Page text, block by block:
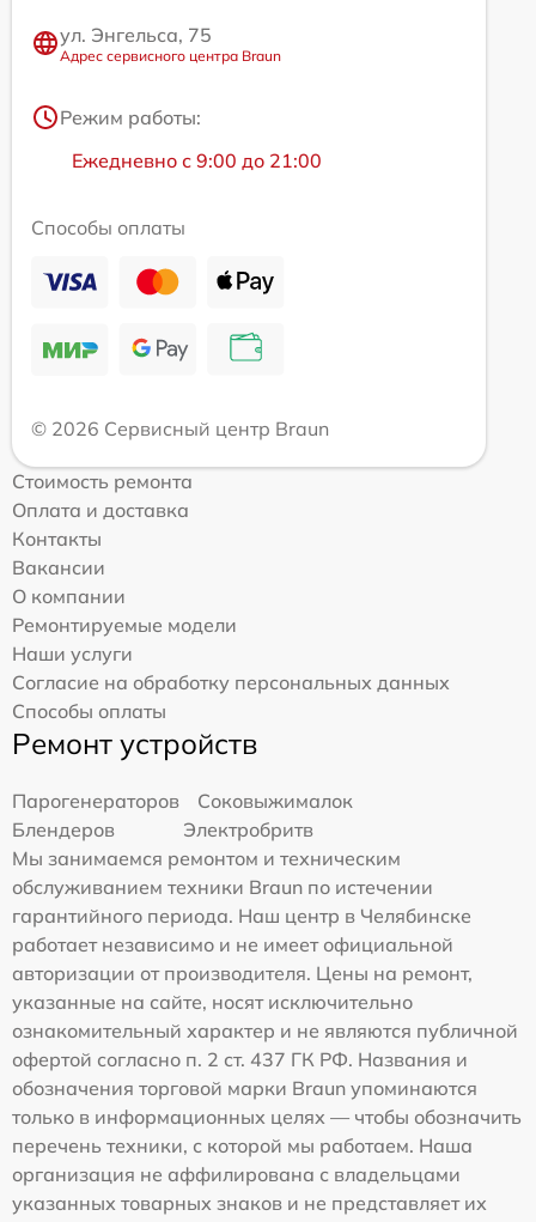
ул. Энгельса, 75
Адрес сервисного центра Braun
Режим работы:
Ежедневно с 9:00 до 21:00
Способы оплаты
© 2026 Сервисный центр Braun
Стоимость ремонта
Оплата и доставка
Контакты
Вакансии
О компании
Ремонтируемые модели
Наши услуги
Согласие на обработку персональных данных
Способы оплаты
Ремонт устройств
Парогенераторов
Соковыжималок
Блендеров
Электробритв
Мы занимаемся ремонтом и техническим
обслуживанием техники Braun по истечении
гарантийного периода. Наш центр в Челябинске
работает независимо и не имеет официальной
авторизации от производителя. Цены на ремонт,
указанные на сайте, носят исключительно
ознакомительный характер и не являются публичной
офертой согласно п. 2 ст. 437 ГК РФ. Названия и
обозначения торговой марки Braun упоминаются
только в информационных целях — чтобы обозначить
перечень техники, с которой мы работаем. Наша
организация не аффилирована с владельцами
указанных товарных знаков и не представляет их